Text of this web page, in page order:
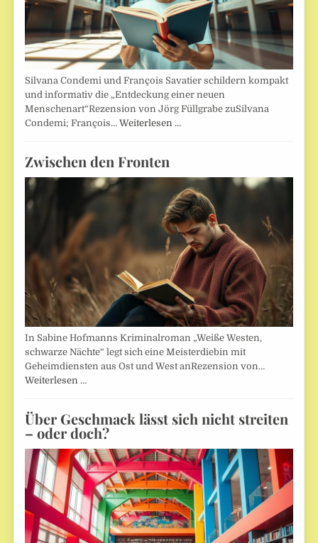
Silvana Condemi und François Savatier schildern kompakt
und informativ die „Entdeckung einer neuen
Menschenart“Rezension von Jörg Füllgrabe zuSilvana
Condemi; François…Weiterlesen …
Zwischen den Fronten
In Sabine Hofmanns Kriminalroman „Weiße Westen,
schwarze Nächte“ legt sich eine Meisterdiebin mit
Geheimdiensten aus Ost und West anRezension von…
Weiterlesen …
Über Geschmack lässt sich nicht streiten
– oder doch?